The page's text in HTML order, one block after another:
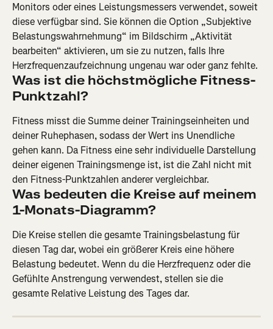
Monitors oder eines Leistungsmessers verwendet, soweit
diese verfügbar sind. Sie können die Option „Subjektive
Belastungswahrnehmung“ im Bildschirm „Aktivität
bearbeiten“ aktivieren, um sie zu nutzen, falls Ihre
Herzfrequenzaufzeichnung ungenau war oder ganz fehlte.
Was ist die höchstmögliche Fitness-
Punktzahl?
Fitness misst die Summe deiner Trainingseinheiten und
deiner Ruhephasen, sodass der Wert ins Unendliche
gehen kann. Da Fitness eine sehr individuelle Darstellung
deiner eigenen Trainingsmenge ist, ist die Zahl nicht mit
den Fitness-Punktzahlen anderer vergleichbar.
Was bedeuten die Kreise auf meinem
1-Monats-Diagramm?
Die Kreise stellen die gesamte Trainingsbelastung für
diesen Tag dar, wobei ein größerer Kreis eine höhere
Belastung bedeutet. Wenn du die Herzfrequenz oder die
Gefühlte Anstrengung verwendest, stellen sie die
gesamte Relative Leistung des Tages dar.